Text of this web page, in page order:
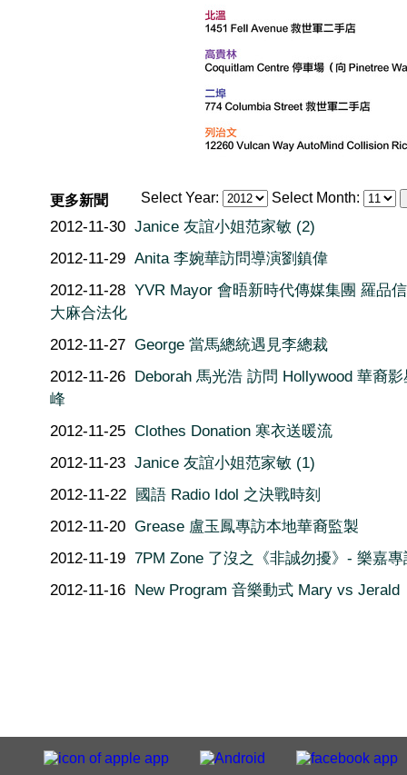
Select Year: Select Month:
更多新聞
2012-11-30 Janice 友誼小姐范家敏 (2)
2012-11-29 Anita 李婉華訪問導演劉鎮偉
2012-11-28 YVR Mayor 會晤新時代傳媒集團 羅品
大麻合法化
2012-11-27 George 當馬總統遇見李總裁
2012-11-26 Deborah 馬光浩 訪問 Hollywood 華裔
峰
2012-11-25 Clothes Donation 寒衣送暖流
2012-11-23 Janice 友誼小姐范家敏 (1)
2012-11-22 國語 Radio Idol 之決戰時刻
2012-11-20 Grease 盧玉鳳專訪本地華裔監製
2012-11-19 7PM Zone 了沒之《非誠勿擾》- 樂嘉專
2012-11-16 New Program 音樂動式 Mary vs Jerald